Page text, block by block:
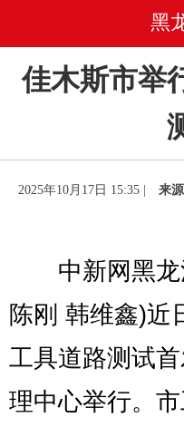
黑
佳木斯市举
2025年10月17日 15:35 | 来
中新网黑龙
陈刚 韩维鑫)近
工具道路测试
理中心举行。